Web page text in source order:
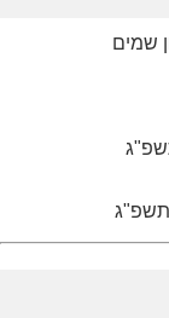
שמים